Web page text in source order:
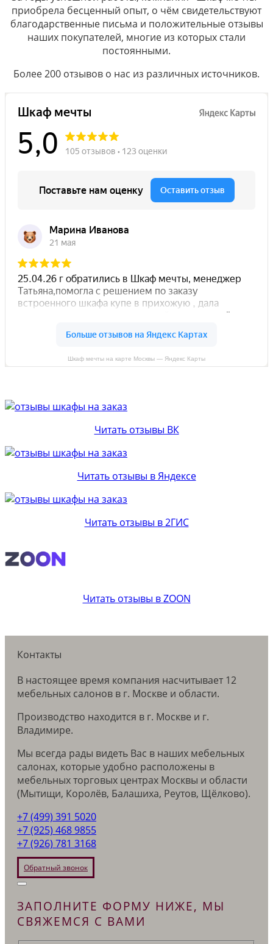
приобрела бесценный опыт, о чём свидетельствуют
благодарственные письма и положительные отзывы
наших покупателей, многие из которых стали
постоянными.
Более 200 отзывов о нас из различных источников.
Шкаф мечты на карте Москвы — Яндекс Карты
Читать отзывы ВК
Читать отзывы в Яндексе
Читать отзывы в 2ГИС
Читать отзывы в ZOON
Контакты
В настоящее время компания насчитывает 12
мебельных салонов в г. Москве и области.
Производство находится в г. Москве и г.
Владимире.
Мы всегда рады видеть Вас в наших мебельных
салонах, которые удобно расположены в
мебельных торговых центрах Москвы и области
(Мытищи, Королёв, Балашиха, Реутов, Щёлково).
+7 (499) 391 5020
+7 (925) 468 9855
+7 (926) 781 3168
Обратный звонок
ЗАПОЛНИТЕ ФОРМУ НИЖЕ, МЫ
СВЯЖЕМСЯ С ВАМИ